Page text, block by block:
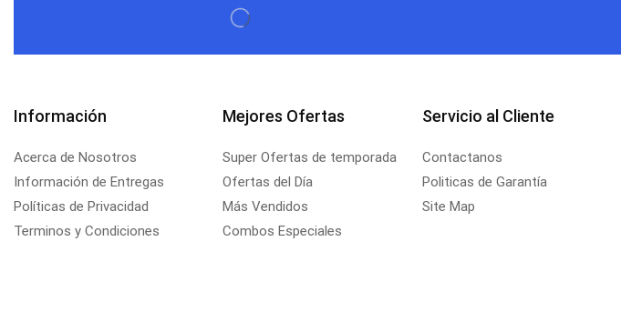
Información
Acerca de Nosotros
Información de Entregas
Políticas de Privacidad
Terminos y Condiciones
Mejores Ofertas
Super Ofertas de temporada
Ofertas del Día
Más Vendidos
Combos Especiales
Servicio al Cliente
Contactanos
Politicas de Garantía
Site Map